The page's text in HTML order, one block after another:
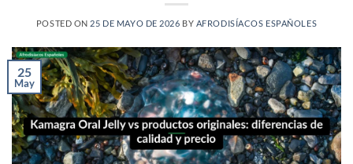
POSTED ON 25 DE MAYO DE 2026 BY AFRODISÍACOS ESPAÑOLES
25
May